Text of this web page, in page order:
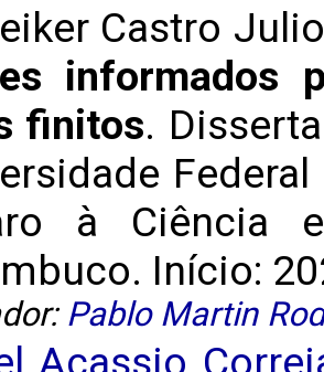
Castro
informados
finitos.
à Ciência
Início:
Pablo Martin
Acassio